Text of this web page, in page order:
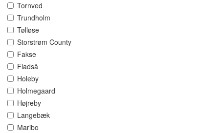
Tornved
Trundholm
Tølløse
Storstrøm County
Fakse
Fladså
Holeby
Holmegaard
Højreby
Langebæk
Maribo